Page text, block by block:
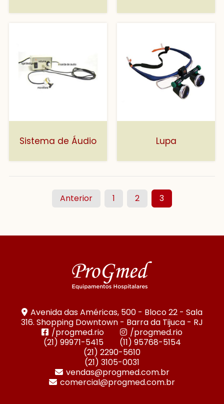
Sistema de Áudio Lupa
Anterior 1 2 3
Avenida das Américas, 500 - Bloco 22 - Sala
316. Shopping Downtown - Barra da Tijuca - RJ
/progmed.rio
/progmed.rio
(21) 99971-5415
(11) 95768-5154
(21) 2290-5610
(21) 3105-0031
vendas@progmed.com.br
comercial@progmed.com.br